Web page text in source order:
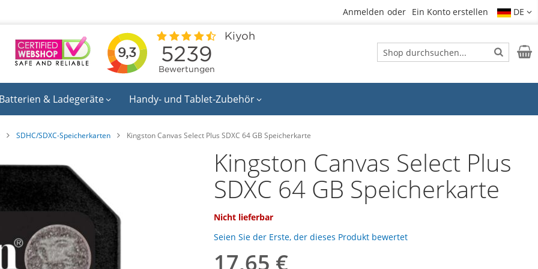
Anmelden Ein Konto erstellen DE
Suche
Suche
Batterien & Ladegeräte Handy- und Tablet-Zubehör
SDHC/SDXC-Speicherkarten Kingston Canvas Select Plus SDXC 64 GB Speicherkarte
Kingston Canvas Select Plus
SDXC 64 GB Speicherkarte
Nicht lieferbar
Seien Sie der Erste, der dieses Produkt bewertet
17,65 €